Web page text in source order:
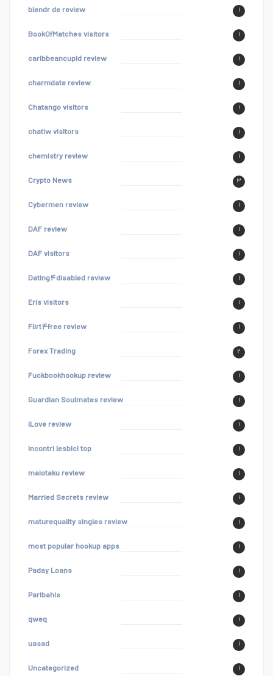
blendr de review ۱
BookOfMatches visitors ۱
caribbeancupid review ۱
charmdate review ۱
Chatango visitors ۱
chatiw visitors ۱
chemistry review ۱
Crypto News ۳
Cybermen review ۱
DAF review ۱
DAF visitors ۱
Dating۴disabled review ۱
Eris visitors ۱
Flirt۴free review ۱
Forex Trading ۲
Fuckbookhookup review ۱
Guardian Soulmates review ۱
iLove review ۱
incontri lesbici top ۱
maiotaku review ۱
Married Secrets review ۱
maturequality singles review ۱
most popular hookup apps ۱
Paday Loans ۱
Paribahis ۱
qweq ۱
uasad ۱
Uncategorized ۱